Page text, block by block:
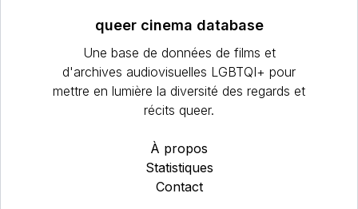
queer cinema database
Une base de données de films et
d'archives audiovisuelles LGBTQI+ pour
mettre en lumière la diversité des regards et
récits queer.
À propos
Statistiques
Contact